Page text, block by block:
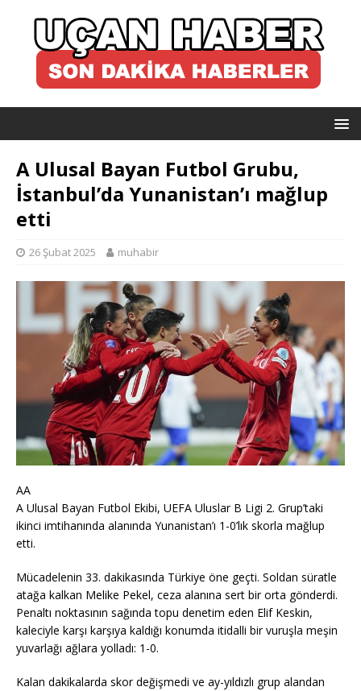
A Ulusal Bayan Futbol Grubu,
İstanbul’da Yunanistan’ı mağlup
etti
26 Şubat 2025 muhabir
AA
A Ulusal Bayan Futbol Ekibi, UEFA Uluslar B Ligi 2. Grup’taki
ikinci imtihanında alanında Yunanistan’ı 1-0’lık skorla mağlup
etti.
Mücadelenin 33. dakikasında Türkiye öne geçti. Soldan süratle
atağa kalkan Melike Pekel, ceza alanına sert bir orta gönderdi.
Penaltı noktasının sağında topu denetim eden Elif Keskin,
kaleciyle karşı karşıya kaldığı konumda itidalli bir vuruşla meşin
yuvarlağı ağlara yolladı: 1-0.
Kalan dakikalarda skor değişmedi ve ay-yıldızlı grup alandan